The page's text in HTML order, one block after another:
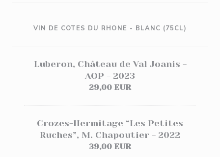
VIN DE COTES DU RHONE - BLANC (75CL)
Luberon, Château de Val Joanis -
AOP - 2023
29,00 EUR
Crozes-Hermitage “Les Petites
Ruches”, M. Chapoutier - 2022
39,00 EUR